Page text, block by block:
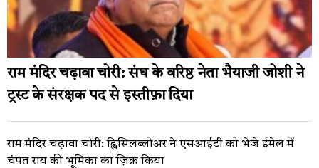
राम मंदिर चढ़ावा चोरी: संघ के वरिष्ठ नेता भैयाजी जोशी ने
ट्रस्ट के संरक्षक पद से इस्तीफ़ा दिया
राम मंदिर चढ़ावा चोरी: ह्विसिलब्लोअर ने एसआईटी को भेजे ईमेल में
चंपत राय की भूमिका का ज़िक्र किया